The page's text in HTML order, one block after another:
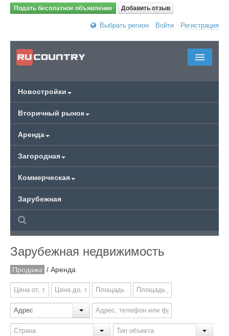
Подать бесплатное объявление Добавить отзыв
Выбрать регион Войти Регистрация
Новостройки
Вторичный рынок
Аренда
Загородная
Коммерческая
Зарубежная
Зарубежная недвижимость
Продажа / Аренда